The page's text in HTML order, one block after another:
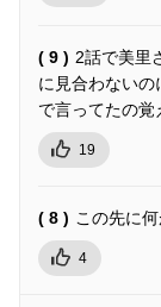
( 9 ) 2話で美里
に見合わない
で言ってたの覚
19
( 8 ) この先に
4